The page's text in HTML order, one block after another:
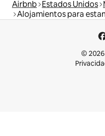
Airbnb Estados Unidos
Alojamientos para
©